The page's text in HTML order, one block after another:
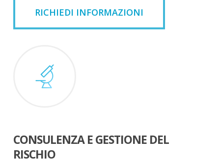
RICHIEDI INFORMAZIONI
CONSULENZA E GESTIONE DEL
RISCHIO